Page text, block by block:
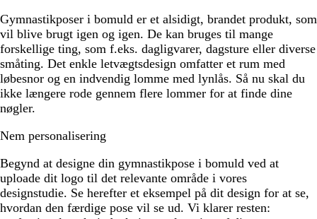
Gymnastikposer i bomuld er et alsidigt, brandet produkt, som
vil blive brugt igen og igen. De kan bruges til mange
forskellige ting, som f.eks. dagligvarer, dagsture eller diverse
småting. Det enkle letvægtsdesign omfatter et rum med
løbesnor og en indvendig lomme med lynlås. Så nu skal du
ikke længere rode gennem flere lommer for at finde dine
nøgler.
Nem personalisering
Begynd at designe din gymnastikpose i bomuld ved at
uploade dit logo til det relevante område i vores
designstudie. Se herefter et eksempel på dit design for at se,
hvordan den færdige pose vil se ud. Vi klarer resten: